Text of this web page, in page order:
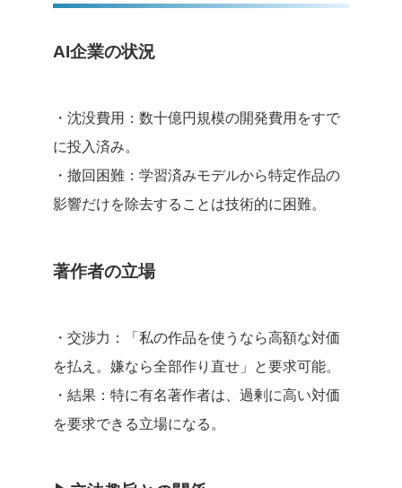
AI企業の状況
・沈没費用：数十億円規模の開発費用をすで
に投入済み。
・撤回困難：学習済みモデルから特定作品の
影響だけを除去することは技術的に困難。
著作者の立場
・交渉力：「私の作品を使うなら高額な対価
を払え。嫌なら全部作り直せ」と要求可能。
・結果：特に有名著作者は、過剰に高い対価
を要求できる立場になる。